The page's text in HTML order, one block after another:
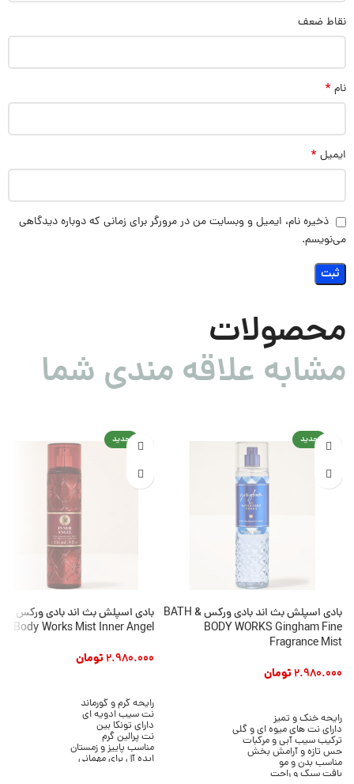
نقاط ضعف
نام *
ایمیل *
ذخیره نام، ایمیل و وبسایت من در مرورگر برای زمانی که دوباره دیدگاهی
می‌نویسم.
محصولات
مشابه علاقه مندی شما
جدید
بادی اسپلش بث اند بادی ورکس BATH &
BODY WORKS Gingham Fine
Fragrance Mist
2.980.000تومان
رایحه خنک و تمیز
دارای نت های میوه ای و گلی
ترکیب سیب آبی و مرکبات
حس تازه و آرامش بخش
مناسب بدن و مو
بافت سبک و راحت
جدید
Body Works Mist Inner Angel
2.980.000تومان
رایحه گرم و گورماند
نت سیب ادویه ای
دارای تونکا بین
نت پرالین گرم
مناسب پاییز و زمستان
ایده آل برای مهمانی